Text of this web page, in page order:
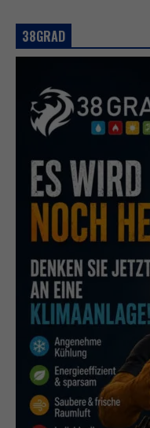
38GRAD